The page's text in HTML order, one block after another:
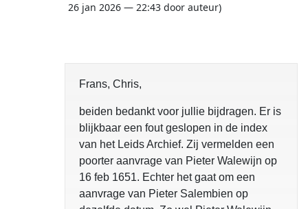
26 jan 2026 — 22:43 door auteur)
Frans, Chris,
beiden bedankt voor jullie bijdragen. Er is
blijkbaar een fout geslopen in de index
van het Leids Archief. Zij vermelden een
poorter aanvrage van Pieter Walewijn op
16 feb 1651. Echter het gaat om een
aanvrage van Pieter Salembien op